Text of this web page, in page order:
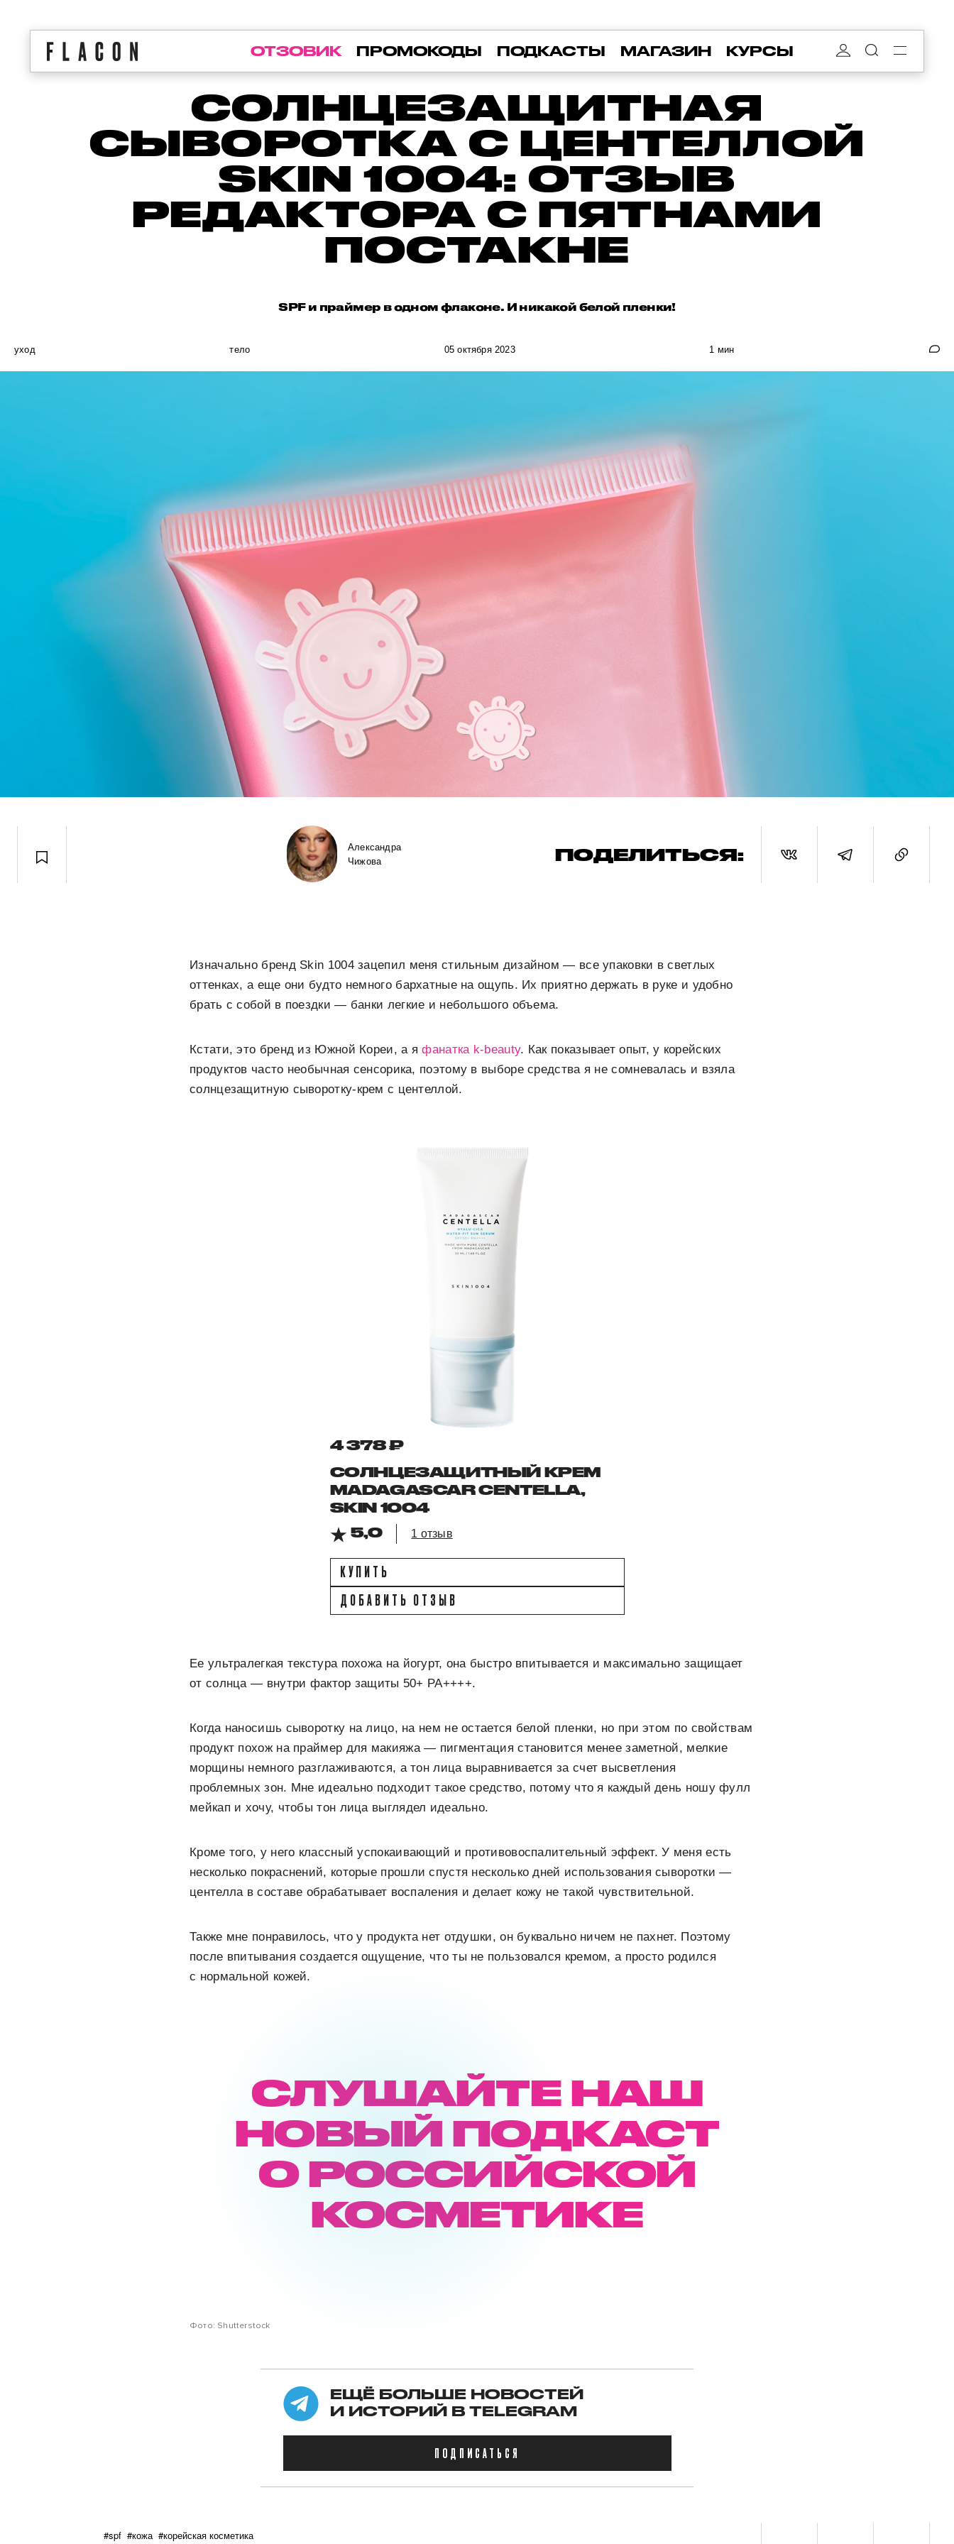
ОТЗОВИК ПРОМОКОДЫ ПОДКАСТЫ МАГАЗИН КУРСЫ
СОЛНЦЕЗАЩИТНАЯ
СЫВОРОТКА С ЦЕНТЕЛЛОЙ
SKIN 1004: ОТЗЫВ
РЕДАКТОРА С ПЯТНАМИ
ПОСТАКНЕ
SPF и праймер в одном флаконе. И никакой белой пленки!
уход тело 05 октября 2023 1 мин
Александра
Чижова
ПОДЕЛИТЬСЯ:
Изначально бренд Skin 1004 зацепил меня стильным дизайном — все упаковки в светлых
оттенках, а еще они будто немного бархатные на ощупь. Их приятно держать в руке и удобно
брать с собой в поездки — банки легкие и небольшого объема.
Кстати, это бренд из Южной Кореи, а яфанатка k-beauty. Как показывает опыт, у корейских
продуктов часто необычная сенсорика, поэтому в выборе средства я не сомневалась и взяла
солнцезащитную сыворотку-крем с центеллой.
4 378 ₽
СОЛНЦЕЗАЩИТНЫЙ КРЕМ
MADAGASCAR CENTELLA,
SKIN 1004
5,0
1 отзыв
КУПИТЬ
ДОБАВИТЬ ОТЗЫВ
Ее ультралегкая текстура похожа на йогурт, она быстро впитывается и максимально защищает
от солнца — внутри фактор защиты 50+ PA++++.
Когда наносишь сыворотку на лицо, на нем не остается белой пленки, но при этом по свойствам
продукт похож на праймер для макияжа — пигментация становится менее заметной, мелкие
морщины немного разглаживаются, а тон лица выравнивается за счет высветления
проблемных зон. Мне идеально подходит такое средство, потому что я каждый день ношу фулл
мейкап и хочу, чтобы тон лица выглядел идеально.
Кроме того, у него классный успокаивающий и противовоспалительный эффект. У меня есть
несколько покраснений, которые прошли спустя несколько дней использования сыворотки —
центелла в составе обрабатывает воспаления и делает кожу не такой чувствительной.
Также мне понравилось, что у продукта нет отдушки, он буквально ничем не пахнет. Поэтому
после впитывания создается ощущение, что ты не пользовался кремом, а просто родился
с нормальной кожей.
СЛУШАЙТЕ НАШ
НОВЫЙ ПОДКАСТ
О РОССИЙСКОЙ
КОСМЕТИКЕ
Фото: Shutterstock
ЕЩЁ БОЛЬШЕ НОВОСТЕЙ
И ИСТОРИЙ В TELEGRAM
ПОДПИСАТЬСЯ
#spf #кожа #корейская косметика